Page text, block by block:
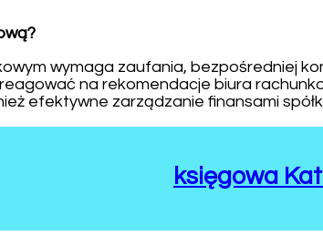
wymaga zaufania, bezpośredniej
na rekomendacje biura
efektywne zarządzanie finansami
księgowa